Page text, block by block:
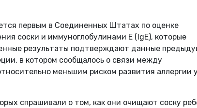
первым в Соединенных Штатах по оценке
соски и иммуноглобулинами Е (IgE), которые
результаты подтверждают данные
в котором сообщалось о связи между
меньшим риском развития аллергии у
спрашивали о том, как они очищают соску